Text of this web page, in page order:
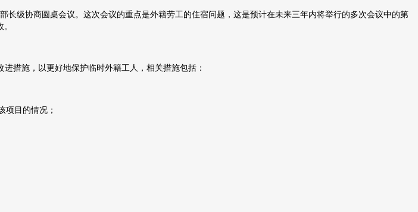
长级协商圆桌会议。这次会议的重点是外籍劳工的住宿问题，这是预计在未来三年内将举行的多次会议中的第
措施，以更好地保护临时外籍工人，相关措施包括：
项目的情况；